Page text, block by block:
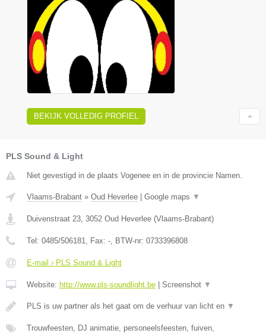
BEKIJK VOLLEDIG PROFIEL
PLS Sound & Light
Niet gevestigd in de plaats Vogenee en in de provincie Namen.
Vlaams-Brabant » Oud Heverlee Google maps ▼
Duivenstraat 23 3052 Oud Heverlee (Vlaams-Brabant)
Tel: 0485/506181 , Fax: - , BTW-nr: 0733396808
E-mail › PLS Sound & Light
Website: http://www.pls-soundlight.be Screenshot ▼
PLS is uw partner als het gaat om de verhuur van licht en ▼
Trouwfeesten, DJ animatie, personeelsfeesten, fuiven,